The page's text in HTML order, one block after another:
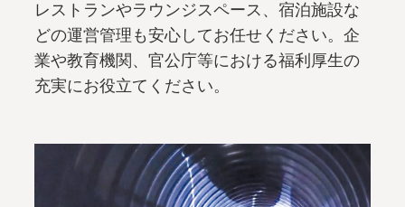
レストランやラウンジスペース、宿泊施設な
どの運営管理も安心してお任せください。企
業や教育機関、官公庁等における福利厚生の
充実にお役立てください。